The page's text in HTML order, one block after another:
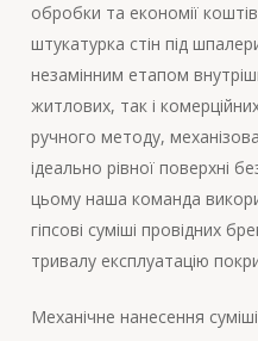
обробки та економії
штукатурка стін під
незамінним етапом
житлових, так і
ручного методу,
ідеально рівної поверхні
цьому наша команда
гіпсові суміші провідних
тривалу експлуатацію
Механічне нанесення